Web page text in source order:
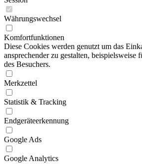
Währungswechsel
Komfortfunktionen
Diese Cookies werden genutzt um das
ansprechender zu gestalten, beispielsweise
des Besuchers.
Merkzettel
Statistik & Tracking
Endgeräteerkennung
Google Ads
Google Analytics